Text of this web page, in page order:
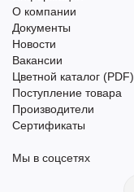
О компании
Документы
Новости
Вакансии
Цветной каталог (PDF)
Поступление товара
Производители
Сертификаты
Мы в соцсетях